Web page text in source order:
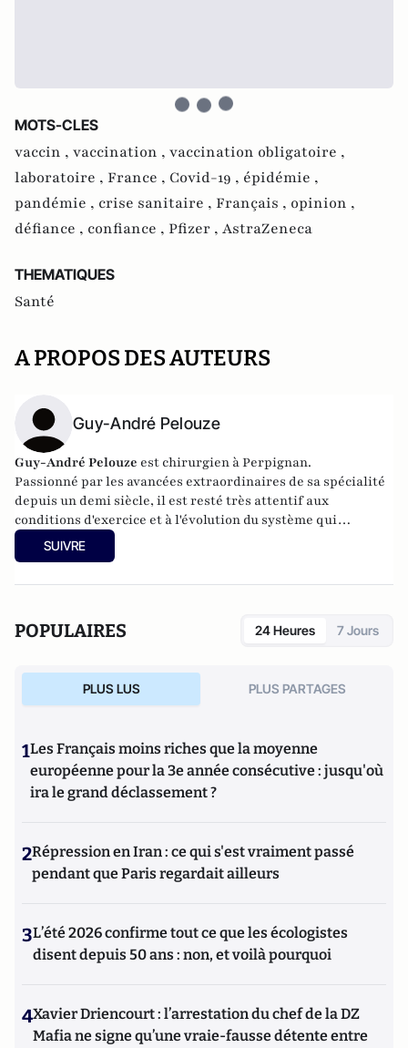
MOTS-CLES
vaccin , vaccination , vaccination obligatoire ,
laboratoire , France , Covid-19 , épidémie ,
pandémie , crise sanitaire , Français , opinion ,
défiance , confiance , Pfizer , AstraZeneca
THEMATIQUES
Santé
A PROPOS DES AUTEURS
Guy-André Pelouze
Guy-André Pelouze est chirurgien à Perpignan.
Passionné par les avancées extraordinaires de sa spécialité
depuis un demi siècle, il est resté très attentif aux
conditions d'exercice et à l'évolution du système qui
conditionnent la qualité des soins.
SUIVRE
POPULAIRES 24 Heures 7 Jours
PLUS LUS PLUS PARTAGES
1Les Français moins riches que la moyenne
européenne pour la 3e année consécutive : jusqu'où
ira le grand déclassement ?
2Répression en Iran : ce qui s'est vraiment passé
pendant que Paris regardait ailleurs
3L’été 2026 confirme tout ce que les écologistes
disent depuis 50 ans : non, et voilà pourquoi
4Xavier Driencourt : l’arrestation du chef de la DZ
Mafia ne signe qu’une vraie-fausse détente entre